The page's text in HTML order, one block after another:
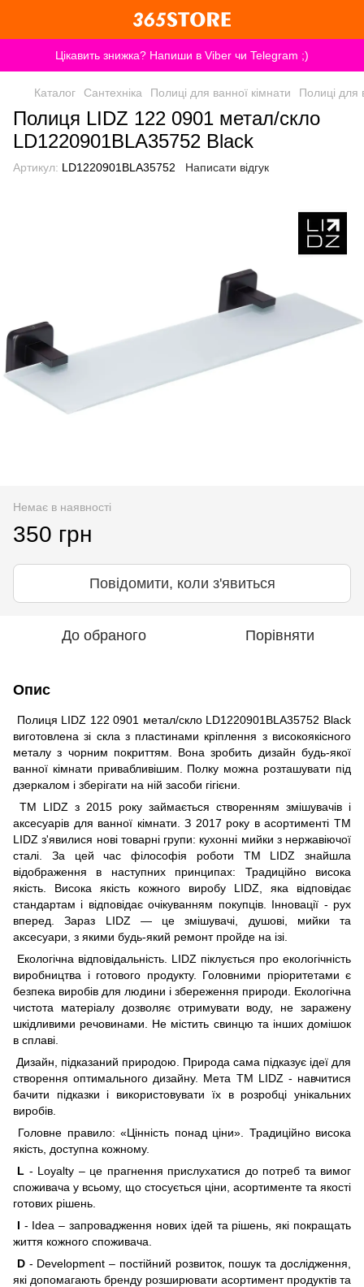
Цікавить знижка? Напиши в Viber чи Telegram ;)
Каталог Сантехніка Полиці для ванної кімнати Полиці для
Полиця LIDZ 122 0901 метал/скло
LD1220901BLA35752 Black
Артикул: LD1220901BLA35752 Написати відгук
Немає в наявності
350 грн
Повідомити, коли з'явиться
До обраного Порівняти
Опис
Полиця LIDZ 122 0901 метал/скло LD1220901BLA35752 Black
виготовлена зі скла з пластинами кріплення з високоякісного
металу з чорним покриттям. Вона зробить дизайн будь-якої
ванної кімнати привабливішим. Полку можна розташувати під
дзеркалом і зберігати на ній засоби гігієни.
ТМ LIDZ з 2015 року займається створенням змішувачів і
аксесуарів для ванної кімнати. З 2017 року в асортименті ТМ
LIDZ з'явилися нові товарні групи: кухонні мийки з нержавіючої
сталі. За цей час філософія роботи ТМ LIDZ знайшла
відображення в наступних принципах: Традиційно висока
якість. Висока якість кожного виробу LIDZ, яка відповідає
стандартам і відповідає очікуванням покупців. Інновації - рух
вперед. Зараз LIDZ — це змішувачі, душові, мийки та
аксесуари, з якими будь-який ремонт пройде на ізі.
Екологічна відповідальність. LIDZ піклується про екологічність
виробництва і готового продукту. Головними пріоритетами є
безпека виробів для людини і збереження природи. Екологічна
чистота матеріалу дозволяє отримувати воду, не заражену
шкідливими речовинами. Не містить свинцю та інших домішок
в сплаві.
Дизайн, підказаний природою. Природа сама підказує ідеї для
створення оптимального дизайну. Мета ТМ LIDZ - навчитися
бачити підказки і використовувати їх в розробці унікальних
виробів.
Головне правило: «Цінність понад ціни». Традиційно висока
якість, доступна кожному.
L - Loyalty – це прагнення прислухатися до потреб та вимог
споживача у всьому, що стосується ціни, асортиментe та якості
готових рішень.
I - Idea – запровадження нових ідей та рішень, які покращать
життя кожного споживача.
D- Development – постійний розвиток, пошук та дослідження,
які допомагають бренду розширювати асортимент продуктів та